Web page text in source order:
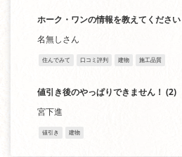
ホーク・ワンの情報を教えてください
名無しさん
住んでみて 口コミ評判 建物 施工品質
値引き後のやっぱりできません！ (2)
宮下進
値引き 建物